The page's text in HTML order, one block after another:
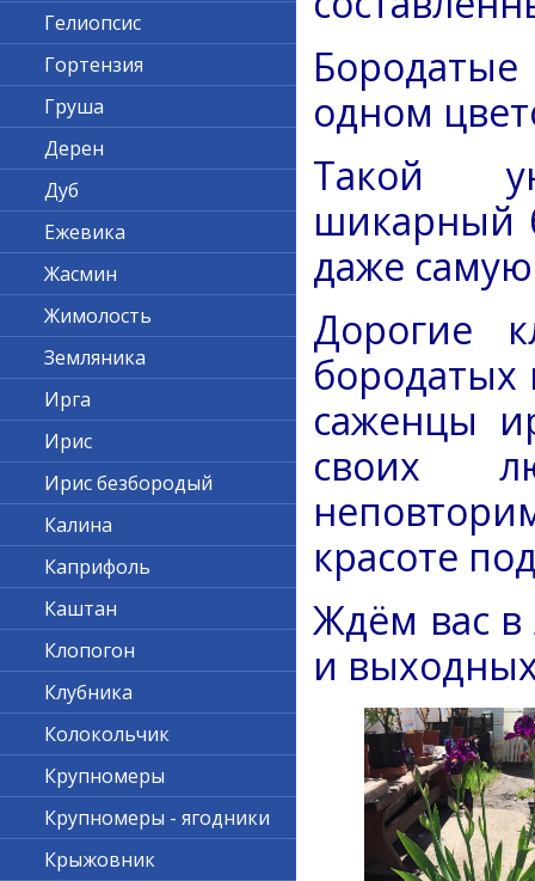
одном
Такой
шикарный
даже
Дорогие
бородатых
саженцы
своих
красоте
Ждём вас
и
Гелиопсис
Гортензия
Груша
Дерен
Дуб
Ежевика
Жасмин
Жимолость
Земляника
Ирга
Ирис
Ирис безбородый
Калина
Каприфоль
Каштан
Клопогон
Клубника
Колокольчик
Крупномеры
Крупномеры - ягодники
Крыжовник